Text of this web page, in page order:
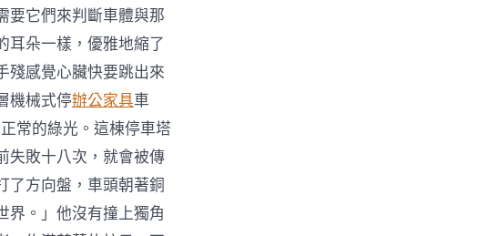
要它們來判斷車體與那
耳朵一樣，優雅地縮了
殘感覺心臟快要跳出來
機械式停辦公家具車
常的綠光。這棟停車塔
失敗十八次，就會被傳
了方向盤，車頭朝著銅
界。」他沒有撞上獨角